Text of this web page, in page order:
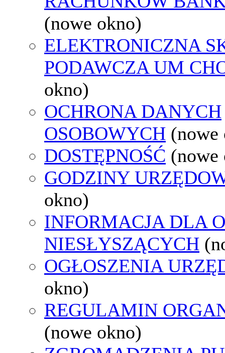
(nowe okno)
ELEKTRONICZNA
PODAWCZA UM
okno)
OCHRONA DANYCH
OSOBOWYCH (nowe
DOSTĘPNOŚĆ (nowe
GODZINY
okno)
INFORMACJA DLA
NIESŁYSZĄCYCH
OGŁOSZENIA
okno)
REGULAMIN
(nowe okno)